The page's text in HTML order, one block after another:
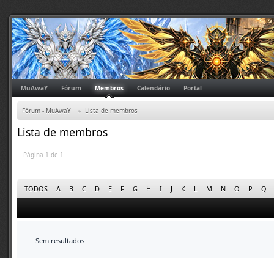
MuAwaY Fórum Membros Calendário Portal
Fórum - MuAwaY » Lista de membros
Lista de membros
Página 1 de 1
TODOS A B C D E F G H I J K L M N O P Q
Sem resultados